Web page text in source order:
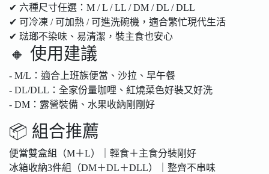
✔ 六種尺寸任選：M / L / LL / DM / DL / DLL
✔ 可冷凍 / 可加熱 / 可進洗碗機，適合繁忙現代生活
✔ 琺瑯不染味、易清潔，裝主食也安心
🔸 使用建議
- M/L：適合上班族便當、沙拉、早午餐
- DL/DLL：全家份量咖哩、紅燒菜色好裝又好洗
- DM：露營裝備、水果收納剛剛好
📦 組合推薦
便當雙盒組（M＋L）｜輕食＋主食分裝剛好
冰箱收納3件組（DM＋DL＋DLL）｜整齊不串味